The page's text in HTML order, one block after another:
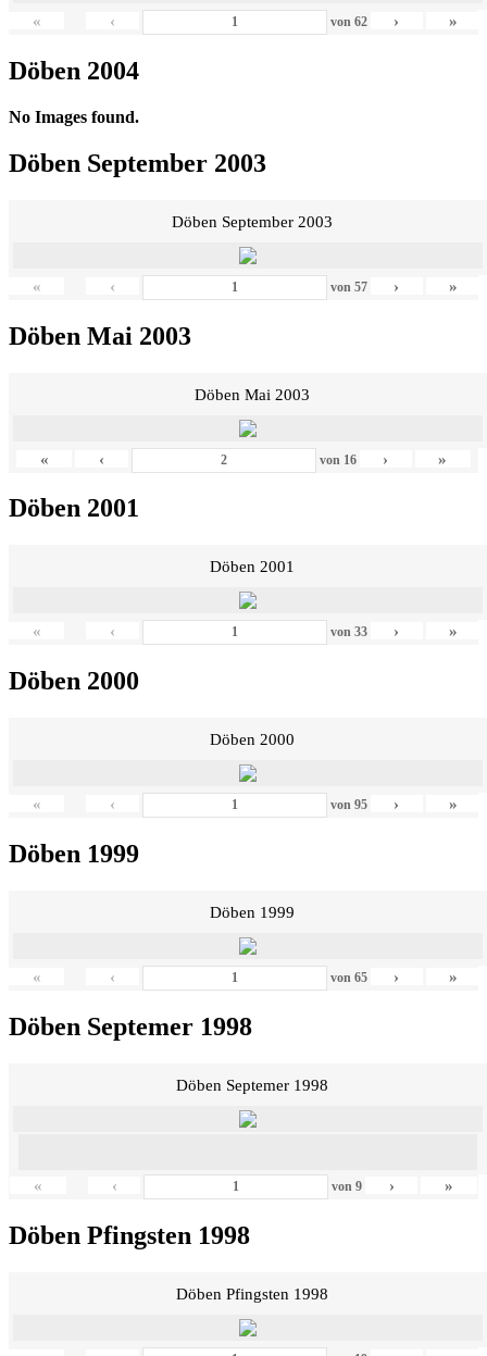
« ‹ von 62 › »
Döben 2004
No Images found.
Döben September 2003
Döben September 2003
« ‹ von 57 › »
Döben Mai 2003
Döben Mai 2003
« ‹ von 16 › »
Döben 2001
Döben 2001
« ‹ von 33 › »
Döben 2000
Döben 2000
« ‹ von 95 › »
Döben 1999
Döben 1999
« ‹ von 65 › »
Döben Septemer 1998
Döben Septemer 1998
« ‹ von9 › »
Döben Pfingsten 1998
Döben Pfingsten 1998